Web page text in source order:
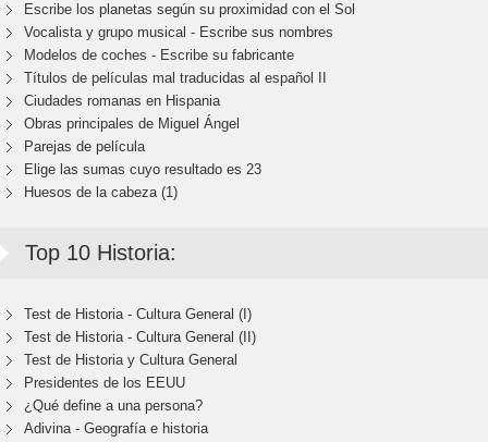
Escribe los planetas según su proximidad con el Sol
Vocalista y grupo musical - Escribe sus nombres
Modelos de coches - Escribe su fabricante
Títulos de películas mal traducidas al español II
Ciudades romanas en Hispania
Obras principales de Miguel Ángel
Parejas de película
Elige las sumas cuyo resultado es 23
Huesos de la cabeza (1)
Top 10 Historia:
Test de Historia - Cultura General (I)
Test de Historia - Cultura General (II)
Test de Historia y Cultura General
Presidentes de los EEUU
¿Qué define a una persona?
Adivina - Geografía e historia